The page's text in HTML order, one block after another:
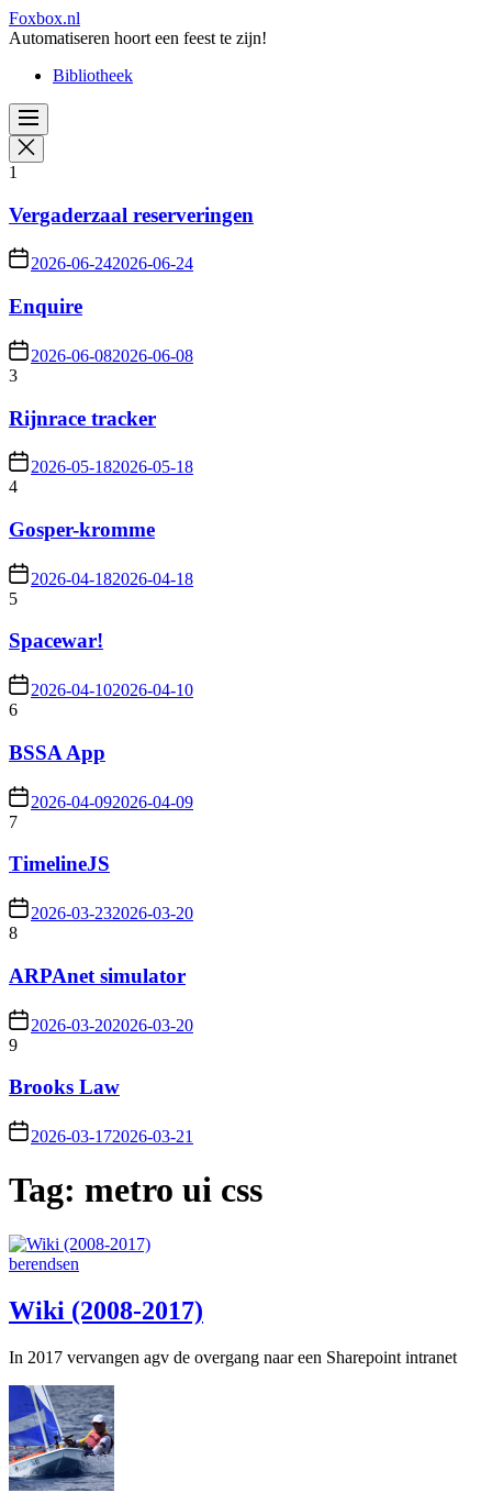
Skip
to
content
Foxbox.nl
Automatiseren hoort een feest te zijn!
Bibliotheek
1
Vergaderzaal reserveringen
2026-06-242026-06-24
Enquire
2026-06-082026-06-08
3
Rijnrace tracker
2026-05-182026-05-18
4
Gosper-kromme
2026-04-182026-04-18
5
Spacewar!
2026-04-102026-04-10
6
BSSA App
2026-04-092026-04-09
7
TimelineJS
2026-03-232026-03-20
8
ARPAnet simulator
2026-03-202026-03-20
9
Brooks Law
2026-03-172026-03-21
Tag: metro ui css
berendsen
Wiki (2008-2017)
In 2017 vervangen agv de overgang naar een Sharepoint intranet